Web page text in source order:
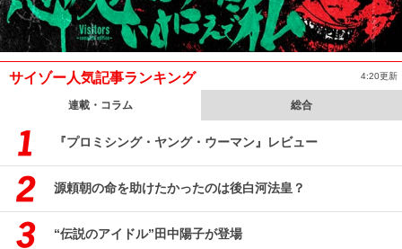
サイゾー人気記事ランキング 4:20更新
連載・コラム 総合
『プロミシング・ヤング・ウーマン』レビュー
源頼朝の命を助けたかったのは後白河法皇？
“伝説のアイドル”田中陽子が登場